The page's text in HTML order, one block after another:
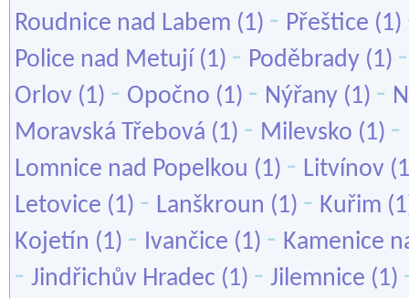
Roudnice nad Labem (1) - Přeštice (1)
Police nad Metují (1) - Poděbrady (1)
Orlov (1) - Opočno (1) - Nýřany (1) -
Moravská Třebová (1) - Milevsko (1) -
Lomnice nad Popelkou (1) - Litvínov
Letovice (1) - Lanškroun (1) - Kuřim
Kojetín (1) - Ivančice (1) - Kamenice
- Jindřichův Hradec (1) - Jilemnice (1)